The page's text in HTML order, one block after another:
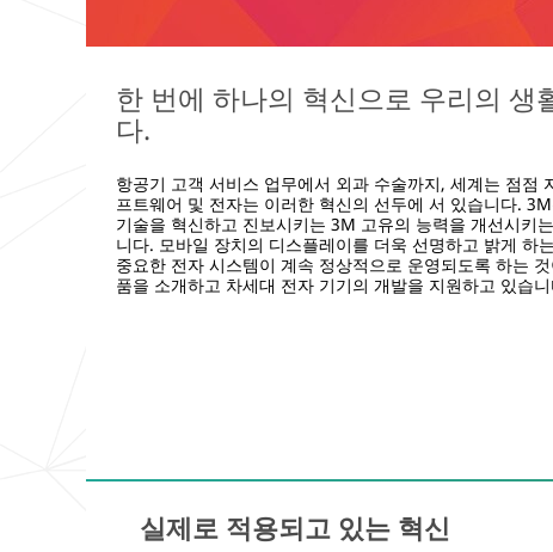
Screen
url**
https://www.3mprivacyfilter.co.kr/3M/
kr/
**Site
area
**
nfrastructure_SiteArea
***
automation
url**
한 번에 하나의 혁신으로 우리의 생
다.
항공기 고객 서비스 업무에서 외과 수술까지, 세계는 점점
프트웨어 및 전자는 이러한 혁신의 선두에 서 있습니다.
기술을 혁신하고 진보시키는 3M 고유의 능력을 개선시키
니다. 모바일 장치의 디스플레이를 더욱 선명하고 밝게 하
중요한 전자 시스템이 계속 정상적으로 운영되도록 하는
품을 소개하고 차세대 전자 기기의 개발을 지원하고 있습
실제로 적용되고 있는 혁신